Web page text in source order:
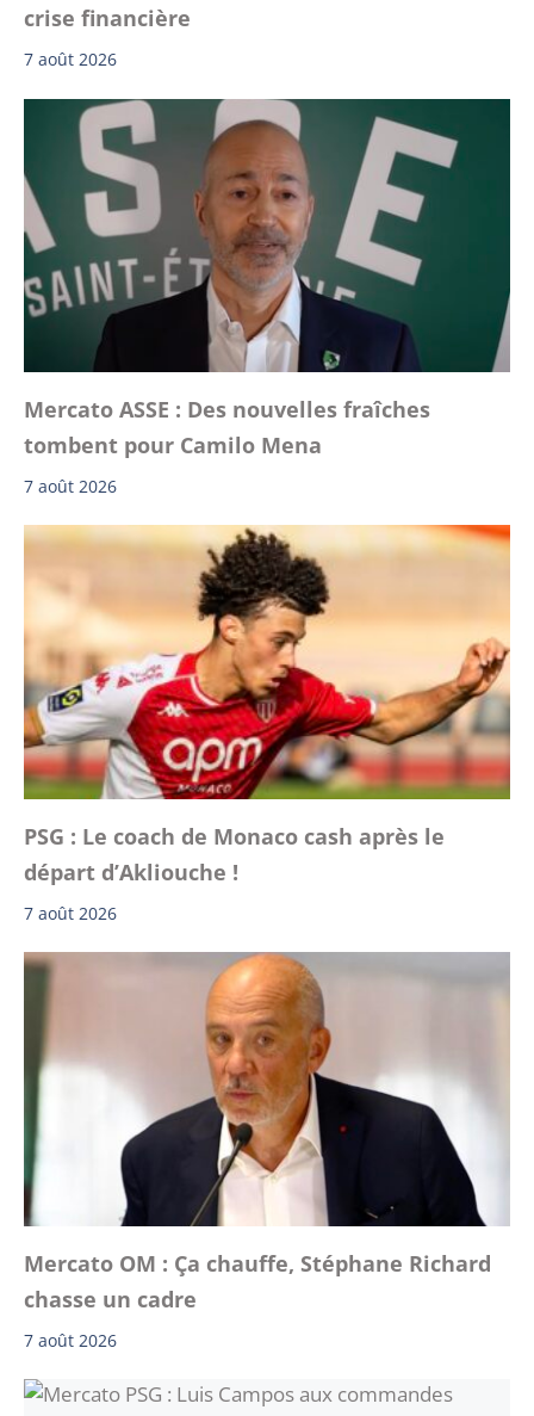
crise financière
7 août 2026
Mercato ASSE : Des nouvelles fraîches
tombent pour Camilo Mena
7 août 2026
PSG : Le coach de Monaco cash après le
départ d’Akliouche !
7 août 2026
Mercato OM : Ça chauffe, Stéphane Richard
chasse un cadre
7 août 2026